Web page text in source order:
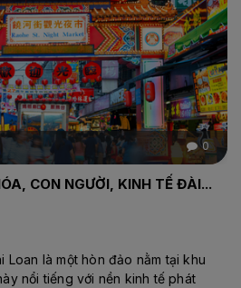
0
CON NGƯỜI, KINH TẾ ĐÀI...
Loan là một hòn đảo nằm tại khu
nổi tiếng với nền kinh tế phát